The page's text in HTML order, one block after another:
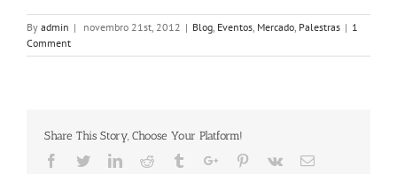
By admin | novembro 21st, 2012 | Blog, Eventos, Mercado, Palestras | 1
Comment
Share This Story, Choose Your Platform!
Facebook
TwitterLinkedinReddit TumblrGoogle+Pinterest
Vk Email